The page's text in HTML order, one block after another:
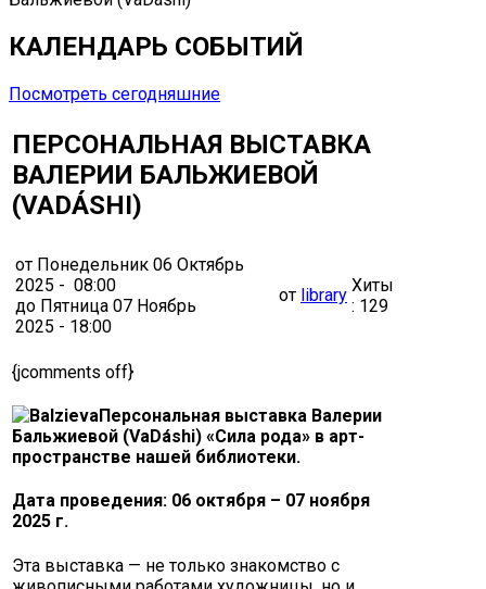
КАЛЕНДАРЬ СОБЫТИЙ
Посмотреть сегодняшние
ПЕРСОНАЛЬНАЯ ВЫСТАВКА
ВАЛЕРИИ БАЛЬЖИЕВОЙ
(VADÁSHI)
от Понедельник 06 Октябрь
2025 - 08:00
до Пятница 07 Ноябрь
2025 - 18:00
от library Хиты
: 129
{jcomments off}
Персональная выставка Валерии
Бальжиевой (VaDáshi) «Сила рода» в арт-
пространстве нашей библиотеки.
Дата проведения: 06 октября – 07 ноября
2025 г.
Эта выставка — не только знакомство с